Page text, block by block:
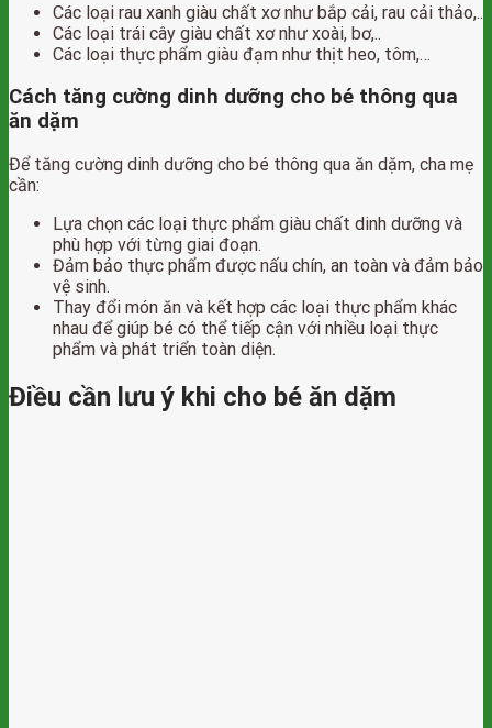
Các loại rau xanh giàu chất xơ như bắp cải, rau cải thảo,..
Các loại trái cây giàu chất xơ như xoài, bơ,..
Các loại thực phẩm giàu đạm như thịt heo, tôm,…
Cách tăng cường dinh dưỡng cho bé thông qua
ăn dặm
Để tăng cường dinh dưỡng cho bé thông qua ăn dặm, cha mẹ
cần:
Lựa chọn các loại thực phẩm giàu chất dinh dưỡng và
phù hợp với từng giai đoạn.
Đảm bảo thực phẩm được nấu chín, an toàn và đảm bảo
vệ sinh.
Thay đổi món ăn và kết hợp các loại thực phẩm khác
nhau để giúp bé có thể tiếp cận với nhiều loại thực
phẩm và phát triển toàn diện.
Điều cần lưu ý khi cho bé ăn dặm